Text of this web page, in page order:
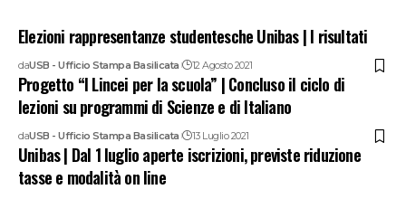
Elezioni rappresentanze studentesche Unibas | I risultati
daUSB - Ufficio Stampa Basilicata 12 Agosto 2021
Progetto “I Lincei per la scuola” | Concluso il ciclo di
lezioni su programmi di Scienze e di Italiano
daUSB - Ufficio Stampa Basilicata 13 Luglio 2021
Unibas | Dal 1 luglio aperte iscrizioni, previste riduzione
tasse e modalità on line